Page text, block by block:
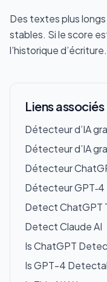
Des textes plus
stables. Si le score
l’historique d’écriture.
Liens associés
Détecteur d’IA
Détecteur d’IA
Détecteur
Détecteur GPT‑4
Detect ChatGPT
Detect Claude AI
Is ChatGPT
Is GPT-4